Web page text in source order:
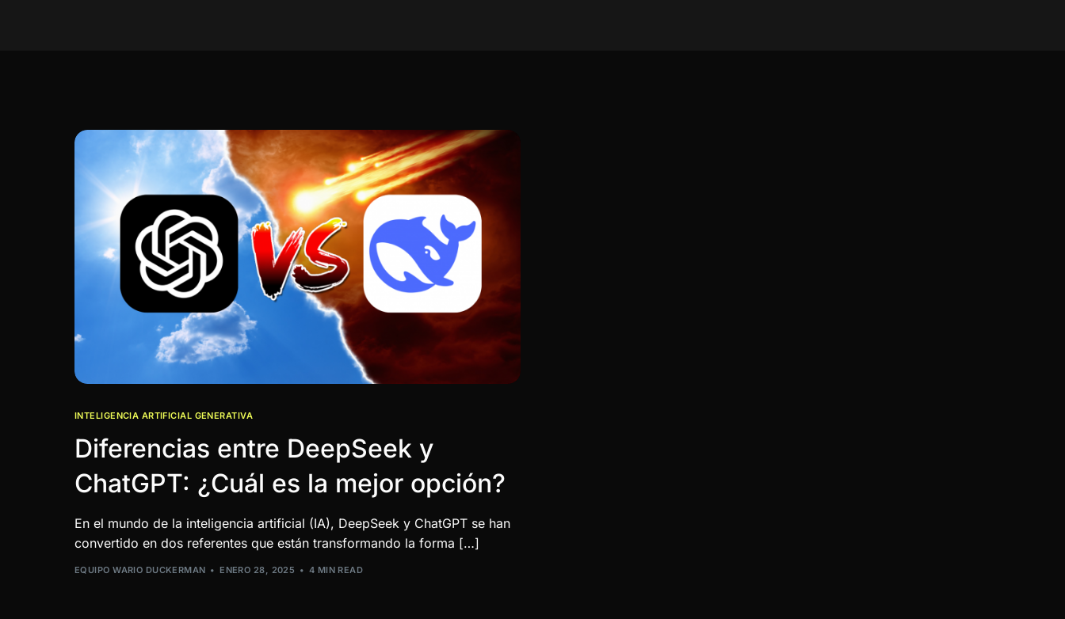
INTELIGENCIA ARTIFICIAL GENERATIVA
Diferencias entre DeepSeek y
ChatGPT: ¿Cuál es la mejor opción?
En el mundo de la inteligencia artificial (IA), DeepSeek y ChatGPT se han
convertido en dos referentes que están transformando la forma […]
EQUIPO WARIO DUCKERMAN ENERO 28, 2025 4 MIN READ